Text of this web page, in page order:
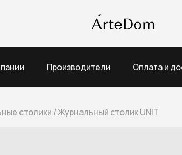
Производители Оплата и
столики /Журнальный столик UNIT